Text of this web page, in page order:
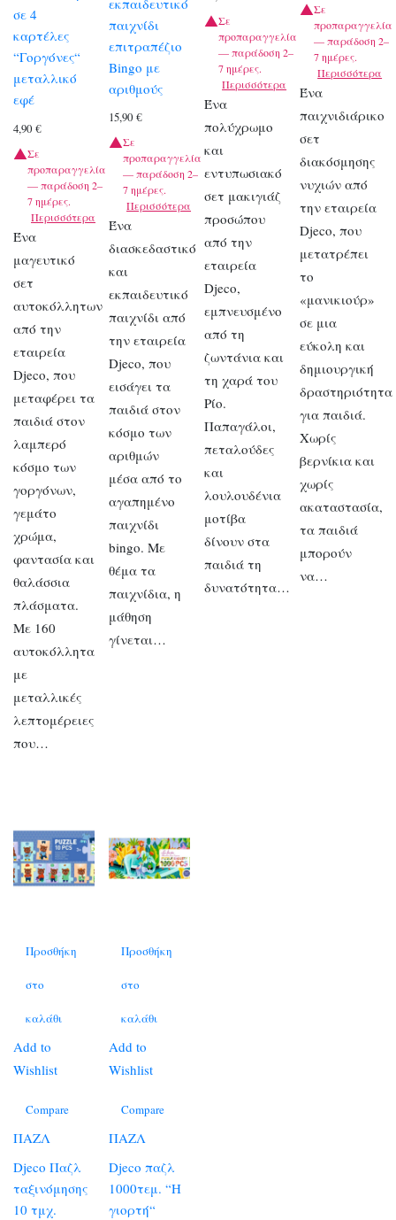
σε 4
καρτέλες
“Γοργόνες“
μεταλλικό
εφέ
4,90 €
Σε
προπαραγγελία
— παράδοση 2–
7 ημέρες.
Περισσότερα
Ένα
μαγευτικό
σετ
αυτοκόλλητων
από την
εταιρεία
Djeco, που
μεταφέρει τα
παιδιά στον
λαμπερό
κόσμο των
γοργόνων,
γεμάτο
χρώμα,
φαντασία και
θαλάσσια
πλάσματα.
Με 160
αυτοκόλλητα
με
μεταλλικές
λεπτομέρειες
που…
παιχνίδι
επιτραπέζιο
Bingo με
αριθμούς
15,90€
Σε
προπαραγγελία
— παράδοση 2–
7 ημέρες.
Περισσότερα
Ένα
διασκεδαστικό
και
εκπαιδευτικό
παιχνίδι από
την εταιρεία
Djeco, που
εισάγει τα
παιδιά στον
κόσμο των
αριθμών
μέσα από το
αγαπημένο
παιχνίδι
bingo. Με
θέμα τα
παιχνίδια, η
μάθηση
γίνεται…
Σε
προπαραγγελία
— παράδοση 2–
7 ημέρες.
Περισσότερα
Ένα
πολύχρωμο
και
εντυπωσιακό
σετ μακιγιάζ
προσώπου
από την
εταιρεία
Djeco,
εμπνευσμένο
από τη
ζωντάνια και
τη χαρά του
Ρίο.
Παπαγάλοι,
πεταλούδες
και
λουλουδένια
μοτίβα
δίνουν στα
παιδιά τη
δυνατότητα…
Σε
προπαραγγελία
— παράδοση 2–
7 ημέρες.
Περισσότερα
Ένα
παιχνιδιάρικο
σετ
διακόσμησης
νυχιών από
την εταιρεία
Djeco, που
μετατρέπει
το
«μανικιούρ»
σε μια
εύκολη και
δημιουργική
δραστηριότητα
για παιδιά.
Χωρίς
βερνίκια και
χωρίς
ακαταστασία,
τα παιδιά
μπορούν
να…
Προσθήκη
στο
καλάθι
Add to
Wishlist
Compare
ΠΑΖΛ
Djeco Παζλ
ταξινόμησης
10 τμχ.
Προσθήκη
στο
καλάθι
Add to
Wishlist
Compare
ΠΑΖΛ
Djeco παζλ
1000τεμ. “Η
γιορτή“